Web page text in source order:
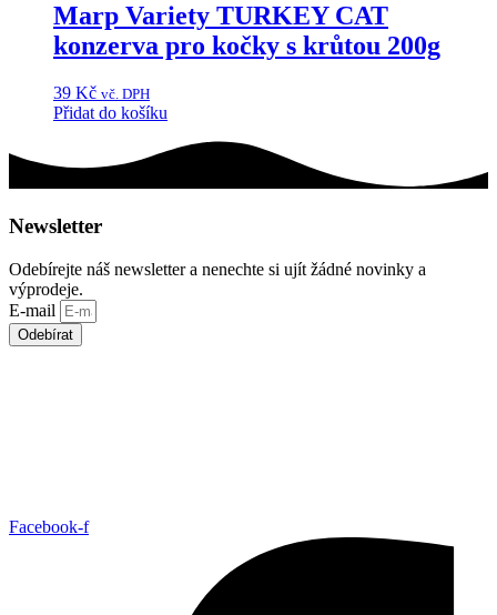
Marp Variety TURKEY CAT
konzerva pro kočky s krůtou 200g
39 Kč vč. DPH
Přidat do košíku
Newsletter
Odebírejte náš newsletter a nenechte si ujít žádné novinky a
výprodeje.
E-mail
Odebírat
Facebook-f